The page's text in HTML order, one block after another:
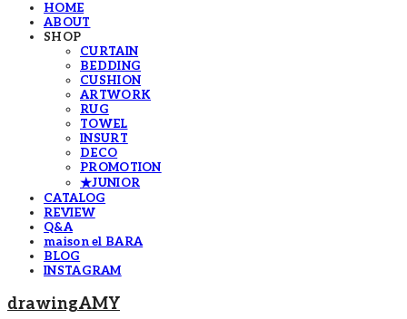
HOME
ABOUT
SHOP
CURTAIN
BEDDING
CUSHION
ARTWORK
RUG
TOWEL
INSURT
DECO
PROMOTION
★JUNIOR
CATALOG
REVIEW
Q&A
maison el BARA
BLOG
INSTAGRAM
drawingAMY